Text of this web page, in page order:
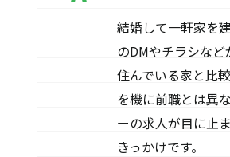
結婚して一軒家を
のDMやチラシな
住んでいる家と比
を機に前職とは異
ーの求人が目に止
きっかけです。